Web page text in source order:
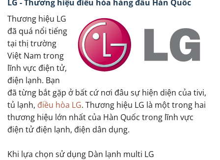
LG - Thương hiệu điều hòa hàng đầu Hàn Quốc
Thương hiệu LG
đã quá nổi tiếng
tại thị trường
Việt Nam trong
lĩnh vực điện tử,
điện lạnh. Bạn
đã từng bắt gặp ở bất cứ nơi đâu sự hiện diện của tivi,
tủ lạnh, điều hòa LG. Thương hiệu LG là một trong hai
thương hiệu lớn nhất của Hàn Quốc trong lĩnh vực
điện tử điện lạnh, điện dân dụng.
Khi lựa chọn sử dụng Dàn lạnh multi LG